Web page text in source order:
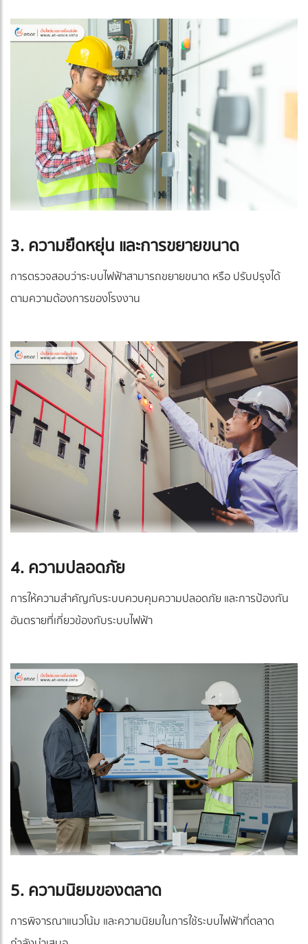
3. ความยืดหยุ่น และการขยายขนาด
การตรวจสอบว่าระบบไฟฟ้าสามารถขยายขนาด หรือ ปรับปรุงได้
ตามความต้องการของโรงงาน
4. ความปลอดภัย
การให้ความสำคัญกับระบบควบคุมความปลอดภัย และการป้องกัน
อันตรายที่เกี่ยวข้องกับระบบไฟฟ้า
5. ความนิยมของตลาด
การพิจารณาแนวโน้ม และความนิยมในการใช้ระบบไฟฟ้าที่ตลาด